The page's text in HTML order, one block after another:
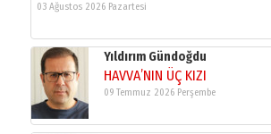
03 Ağustos 2026 Pazartesi
Yıldırım Gündoğdu
HAVVA’NIN ÜÇ KIZI
09 Temmuz 2026 Perşembe